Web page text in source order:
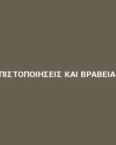
ΠΙΣΤΟΠΟΙΉΣΕΙΣ ΚΑΙ ΒΡΑΒΕΊΑ